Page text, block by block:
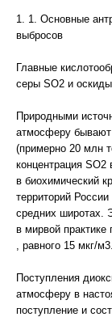
1. 1. Основные
выбросов
Главные
серы SО2 и
Природными
атмосферу
(примерно 20 млн
концентрация SО2
в биохимический
территорий
средних широтах.
в мирвой
, равного 15 мкг/м3.
Поступления
атмосферу в
поступление и